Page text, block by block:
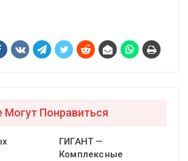
Понравиться
ГИГАНТ —
Комплексные